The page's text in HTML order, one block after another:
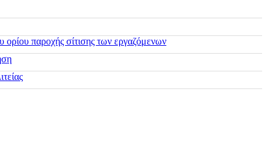
παροχής σίτισης των εργαζόμενων